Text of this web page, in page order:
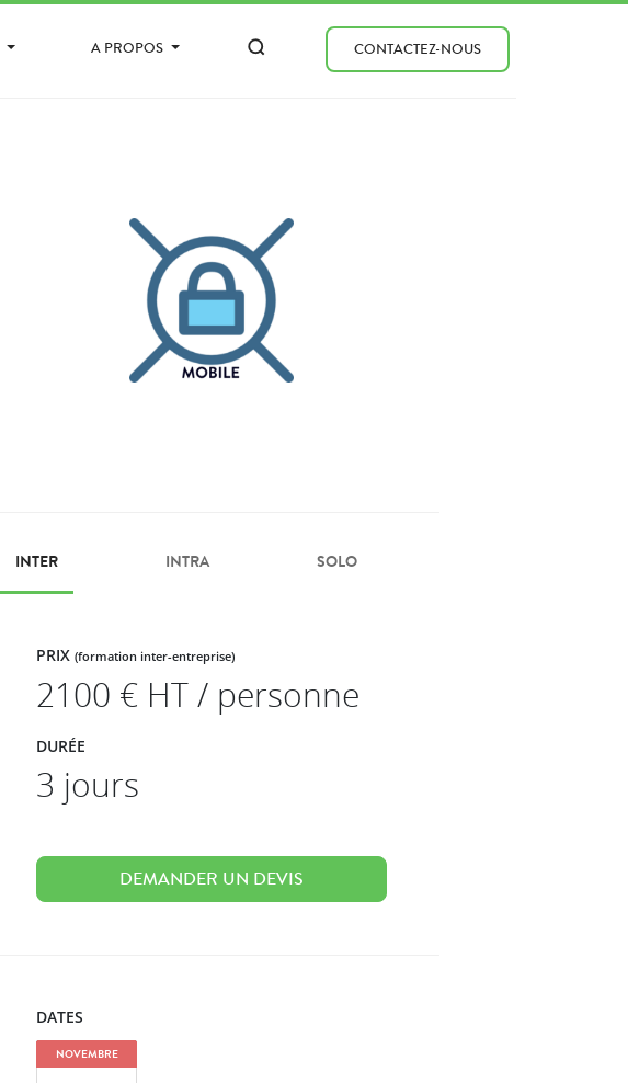
A PROPOS CONTACTEZ-NOUS
INTER INTRA SOLO
PRIX(formation inter-entreprise)
2100 € HT / personne
DURÉE
3 jours
DEMANDER UN DEVIS
DATES
NOVEMBRE